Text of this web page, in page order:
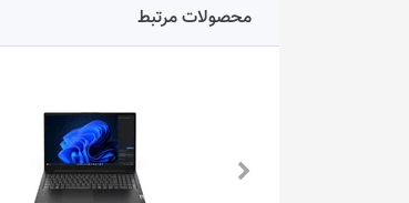
محصولات مرتبط